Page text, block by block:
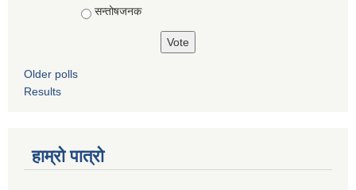
सन्तोषजनक
Older polls
Results
हाम्रो पात्रो